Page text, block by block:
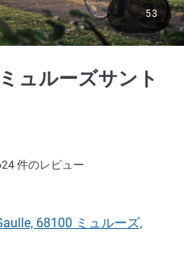
ュルーズサント
ー アコーホテルズ)
件のレビュー
53
68100 ミュルーズ,